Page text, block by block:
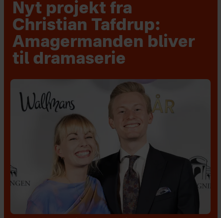
Nyt projekt fra
Christian Tafdrup:
Amagermanden bliver
til dramaserie